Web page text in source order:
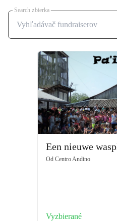
vlastný syr a
ktoré im umožňujú
naďalej pomáhať!
Viac informácií o
organizácii, jej
vrátane Pa 'i
webovej stránke
Search zbierka
Een nieuwe
OdCentro Andino
Vyzbierané